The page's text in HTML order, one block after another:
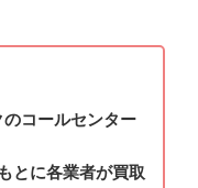
のコールセンター
とに各業者が買取